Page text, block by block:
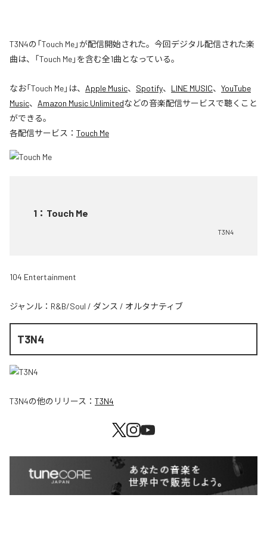
T3N4の「Touch Me」が配信開始された。今回デジタル配信された楽
曲は、「Touch Me」を含む全1曲となっている。
なお「Touch Me」は、 Apple Music、 Spotify、 LINE MUSIC、 YouTube
Music、 Amazon Music Unlimitedなどの音楽配信サービスで聴くこと
ができる。
各配信サービス： Touch Me
1 ： Touch Me
T3N4
104 Entertainment
ジャンル： R&B/Soul / ダンス / オルタナティブ
T3N4
T3N4の他のリリース： T3N4